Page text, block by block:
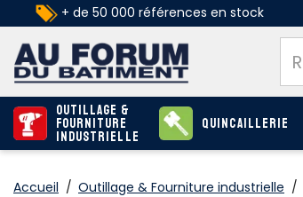
+ de 50 000 références en stock
Outillage &
Fourniture
industrielle
Quincaillerie
Accueil / Outillage & Fourniture industrielle /